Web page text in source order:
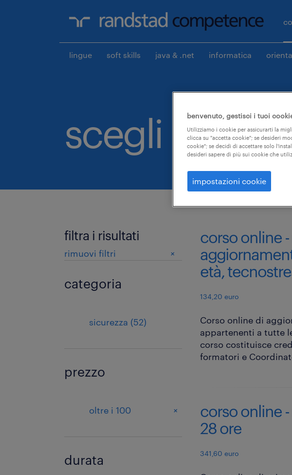
lingue soft skills java & .net informatica
scegli qui il
filtra i risultati
rimuovi filtri +
categoria
sicurezza (52)
prezzo
oltre i 100 +
durata
corso online
età,
134,20 euro
Corso online di
appartenenti a tutte
corso costituisce
formatori e
corso online
28 ore
341,60 euro
benvenuto, gestisci i tuoi
Utilizziamo i cookie per assicurarti la
clicca su "accetta cookie"; se desideri
cookie"; se decidi di accettare solo
desideri sapere di più sui cookie che
impostazioni cookie